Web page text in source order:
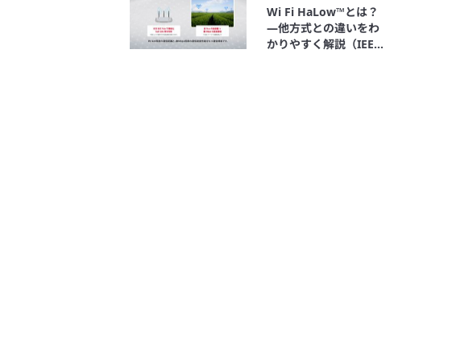
Wi Fi HaLow™とは？
―他方式との違いをわ
かりやすく解説（IEEE